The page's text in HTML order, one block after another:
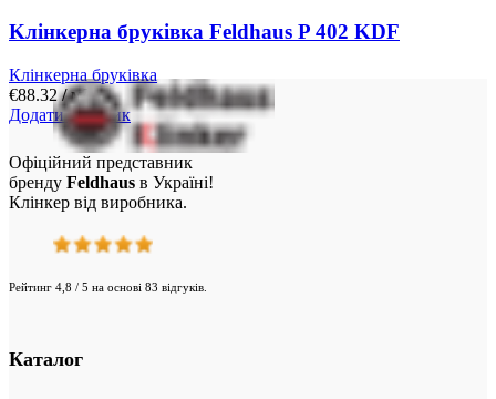
Kлінкерна бруківка Feldhaus P 402 KDF
Клінкерна бруківка
€88.32/ м²
Додати у кошик
Офіційний представник
бренду Feldhaus в Україні!
Клінкер від виробника.
Рейтинг 4,8 / 5 на основі 83 відгуків.
Каталог